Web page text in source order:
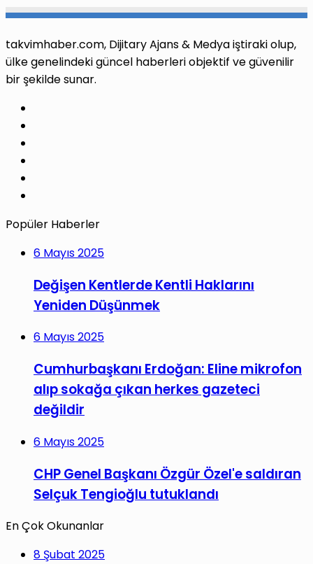
takvimhaber.com, Dijitary Ajans & Medya iştiraki olup,
ülke genelindeki güncel haberleri objektif ve güvenilir
bir şekilde sunar.
Popüler Haberler
6 Mayıs 2025
Değişen Kentlerde Kentli Haklarını
Yeniden Düşünmek
6 Mayıs 2025
Cumhurbaşkanı Erdoğan: Eline mikrofon
alıp sokağa çıkan herkes gazeteci
değildir
6 Mayıs 2025
CHP Genel Başkanı Özgür Özel'e saldıran
Selçuk Tengioğlu tutuklandı
En Çok Okunanlar
8 Şubat 2025